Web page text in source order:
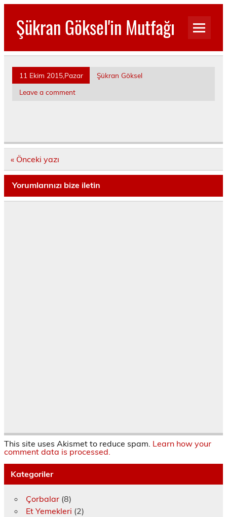
Skip
contentŞükran Göksel'in Mutfağı
11 Ekim 2015,Pazar
Şükran Göksel
Leave a comment
Yazı
« Önceki yazı
Yorumlarınızı bize iletin
This site uses Akismet to reduce spam. Learn how your
comment data is processed.
Kategoriler
Çorbalar(8)
Et Yemekleri (2)